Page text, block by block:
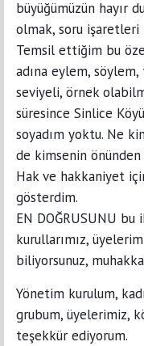
büyüğümüzün hayır
olmak, soru işaretleri
Temsil ettiğim bu
adına eylem, söylem,
seviyeli, örnek
süresince Sinlice
soyadım yoktu. Ne
de kimsenin
Hak ve hakkaniyet
gösterdim.
EN DOĞRUSUNU
kurullarımız,
biliyorsunuz,
Yönetim kurulum,
grubum, üyelerimiz,
teşekkür ediyorum.